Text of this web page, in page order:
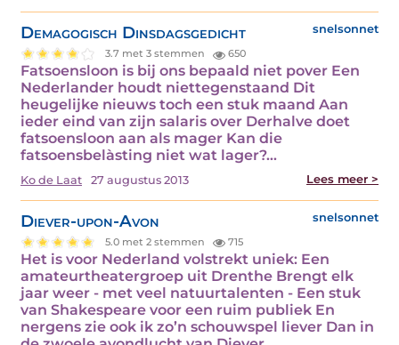
Demagogisch Dinsdagsgedicht snelsonnet
3.7 met 3 stemmen 650
Fatsoensloon is bij ons bepaald niet pover Een
Nederlander houdt niettegenstaand Dit
heugelijke nieuws toch een stuk maand Aan
ieder eind van zijn salaris over Derhalve doet
fatsoensloon aan als mager Kan die
fatsoensbelàsting niet wat lager?…
Ko de Laat 27 augustus 2013 Lees meer >
Diever-upon-Avon snelsonnet
5.0 met 2 stemmen 715
Het is voor Nederland volstrekt uniek: Een
amateurtheatergroep uit Drenthe Brengt elk
jaar weer - met veel natuurtalenten - Een stuk
van Shakespeare voor een ruim publiek En
nergens zie ook ik zo’n schouwspel liever Dan in